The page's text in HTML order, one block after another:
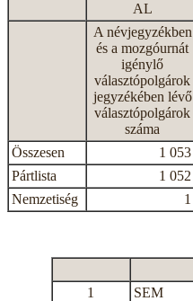
AL
A névjegyzékben
és a mozgóurnát
igénylő
választópolgárok
jegyzékében lévő
választópolgárok
száma
Összesen 1 053
Pártlista
1 052
Nemzetiség
1
1
SEM